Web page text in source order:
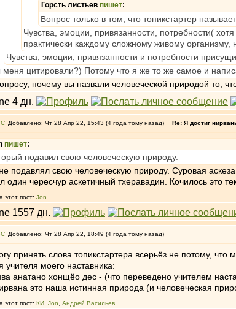
Горсть листьев пишет:
Вопрос только в том, что топикстартер
Чувства, эмоции, привязанности, потребности(
практически каждому сложному живому организму,
Чувства, эмоции, привязанности и потребности
меня цитировали?) Потому что я же то же самое и
почему вы назвали человеческой природой то,
Добавлено: Чт 28 Апр 22, 15:43 (4 года тому назад) Re: Я достиг
пишет:
подавил свою человеческую природу.
подавлял свою человеческую природу. Суровая
один чересчур аскетичный тхеравадин. Кочилось это
этот пост: Jon
Добавлено: Чт 28 Апр 22, 18:49 (4 года тому назад)
принять слова топикстартера всерьёз не потому,
учителя моего наставника:
анатано хонщёо дес - (что переведено учителем
это наша истинная природа (и человеческая
этот пост: КИ Jon Андрей Васильев